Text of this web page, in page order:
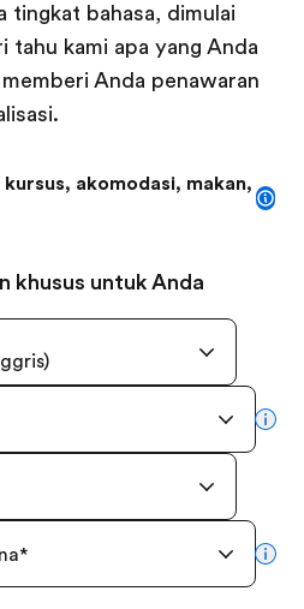
tingkat bahasa, dimulai
tahu kami apa yang Anda
Anda penawaran
akomodasi, makan,
khusus untuk Anda
*